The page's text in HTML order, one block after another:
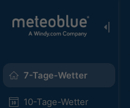
7-Tage-Wetter
10-Tage-Wetter